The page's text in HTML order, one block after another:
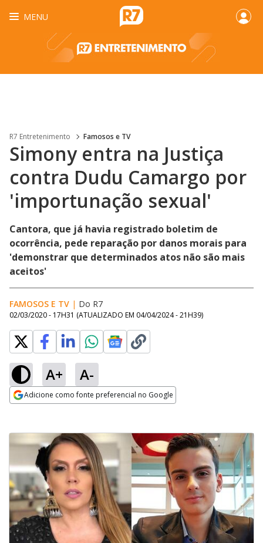
MENU
R7 Entretenimento Famosos e TV
Simony entra na Justiça
contra Dudu Camargo por
'importunação sexual'
Cantora, que já havia registrado boletim de
ocorrência, pede reparação por danos morais para
'demonstrar que determinados atos não são mais
aceitos'
FAMOSOS E TV | Do R7
02/03/2020 - 17H31 (ATUALIZADO EM 04/04/2024 - 21H39)
A+ A-
Adicione como fonte preferencial no Google